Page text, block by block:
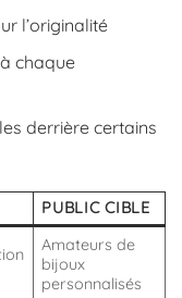
l’originalité
chaque
derrière certains
PUBLIC CIBLE
Amateurs de
bijoux
personnalisés